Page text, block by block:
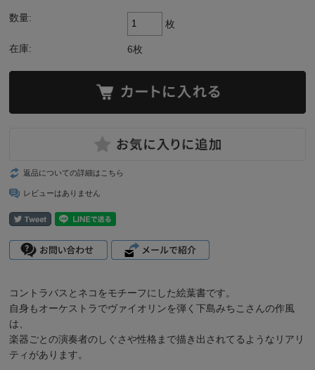
数量:
枚
在庫: 6枚
返品についての詳細はこちら
レビューはありません
コントラバスとネコをモチーフにした絵葉書です。
自身もオーケストラでヴァイオリンを弾く下島みちこ さんの作風
は、
楽器ごとの演奏者のしぐさや性格まで描き出されてるようなリアリ
ティがあります。